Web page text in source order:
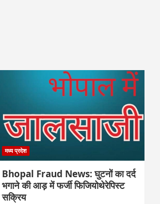
मध्य प्रदेश
Bhopal Fraud News: घुटनों का दर्द
भगाने की आड़ में फर्जी फिजियोथेरेपिस्ट
सक्रिय